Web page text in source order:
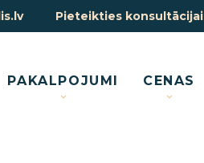
Pieteikties konsultācijai
PAKALPOJUMI CENAS